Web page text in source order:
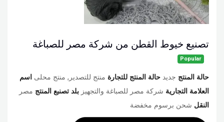
تصنيع خيوط القطن من شركة مصر للصباغة
Popular
حالة المنتج جديد حالة المنتج للتجارة منتج للتصدير, منتج محلى اسم
العلامة التجارية شركة مصر للصباغة والتجهيز بلد تصنبع المنتج مصر
النقل شحن برسوم مخفضة